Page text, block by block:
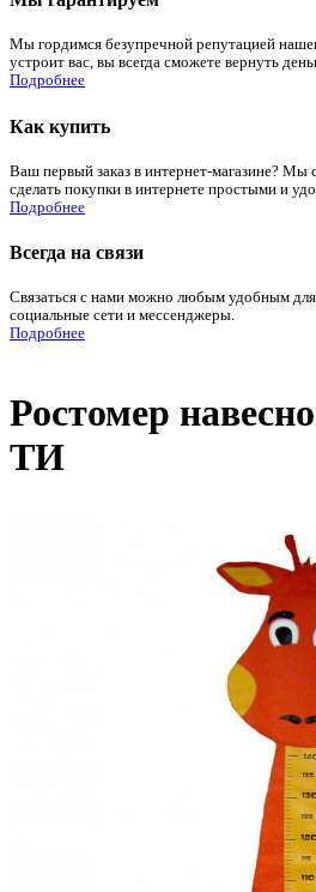
Мы гордимся безупречной репутацией
устроит вас, вы всегда сможете вернуть
Подробнее
Как купить
Ваш первый заказ в интернет-магазине? Мы
сделать покупки в интернете простыми и
Подробнее
Всегда на связи
Связаться с нами можно любым удобным
социальные сети и мессенджеры.
Подробнее
Ростомер
ТИ